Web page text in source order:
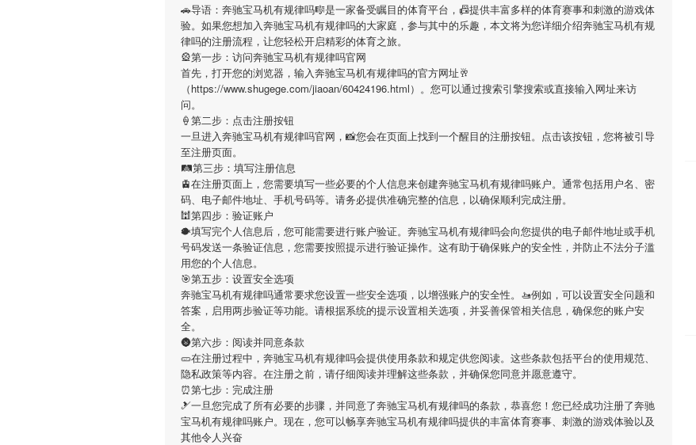
🚗导语： 奔驰宝马机有规律吗🎼是一家备受瞩目的体育平台，📠提供丰富多样的体育赛事和刺激的游戏体
验。如果您想加入奔驰宝马机有规律吗的大家庭，参与其中的乐趣，本文将为您详细介绍奔驰宝马机有规
律吗的注册流程，让您轻松开启精彩的体育之旅。
🎡第一步：访问奔驰宝马机有规律吗官网
首先，打开您的浏览器，输入奔驰宝马机有规律吗的官方网址🥂
（https://www.shugege.com/jiaoan/60424196.html）。您可以通过搜索引擎搜索或直接输入网址来访
问。
🍦第二步：点击注册按钮
一旦进入奔驰宝马机有规律吗官网，📸您会在页面上找到一个醒目的注册按钮。点击该按钮，您将被引导
至注册页面。
🛤第三步：填写注册信息
🚊在注册页面上，您需要填写一些必要的个人信息来创建奔驰宝马机有规律吗账户。通常包括用户名、密
码、电子邮件地址、手机号码等。请务必提供准确完整的信息，以确保顺利完成注册。
🕍第四步：验证账户
🐡填写完个人信息后，您可能需要进行账户验证。 奔驰宝马机有规律吗会向您提供的电子邮件地址或手机
号码发送一条验证信息，您需要按照提示进行验证操作。这有助于确保账户的安全性，并防止不法分子滥
用您的个人信息。
🎯第五步：设置安全选项
奔驰宝马机有规律吗通常要求您设置一些安全选项，以增强账户的安全性。🚤例如，可以设置安全问题和
答案，启用两步验证等功能。请根据系统的提示设置相关选项，并妥善保管相关信息，确保您的账户安
全。
🌚第六步：阅读并同意条款
🥒在注册过程中， 奔驰宝马机有规律吗会提供使用条款和规定供您阅读。这些条款包括平台的使用规范、
隐私政策等内容。在注册之前，请仔细阅读并理解这些条款，并确保您同意并愿意遵守。
⏰第七步：完成注册
🎿一旦您完成了所有必要的步骤，并同意了奔驰宝马机有规律吗的条款，恭喜您！您已经成功注册了奔驰
宝马机有规律吗账户。现在，您可以畅享奔驰宝马机有规律吗提供的丰富体育赛事、刺激的游戏体验以及
其他令人兴奋